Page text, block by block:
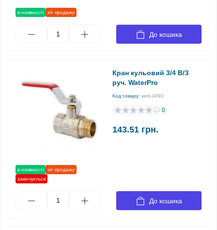
в наявності хіт продажу
До кошика
в наявності
хіт продажу
закінчується
Кран кульовий 3/4 В/З
руч. WaterPro
Код товару: web-4892
0
143.51 грн.
До кошика